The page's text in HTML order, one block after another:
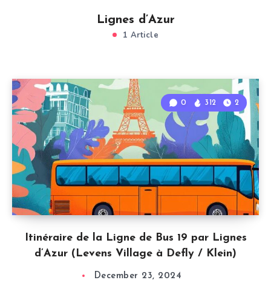
Lignes d’Azur
1 Article
Itinéraire de la Ligne de Bus 19 par Lignes
d’Azur (Levens Village à Defly / Klein)
0 312 2
December 23, 2024